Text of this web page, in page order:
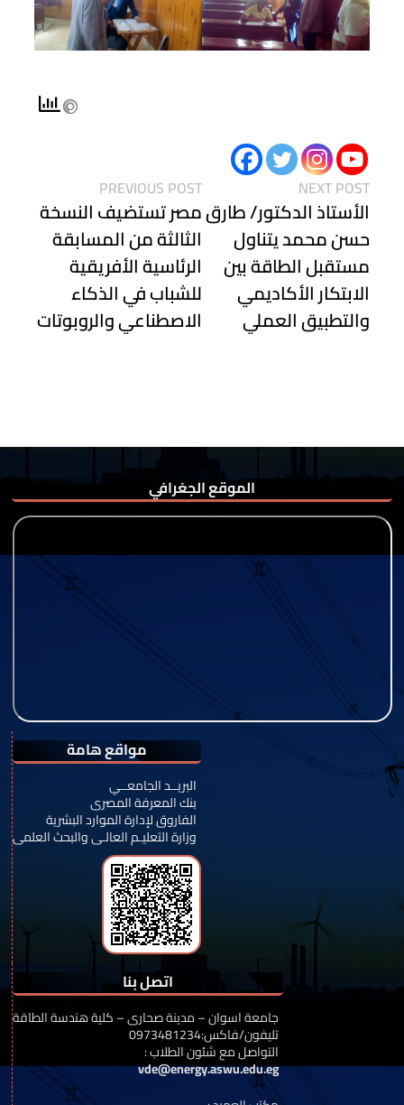
PREVIOUS POST
مصر تستضيف النسخة
الثالثة من المسابقة
الرئاسية الأفريقية
للشباب في الذكاء
الاصطناعي والروبوتات
NEXT POST
الأستاذ الدكتور/ طارق
حسن محمد يتناول
مستقبل الطاقة بين
الابتكار الأكاديمي
والتطبيق العملي
الموقع الجغرافي
مواقع هامة
البريــد الجامعــي
بنك المعرفة المصرى
الفاروق لإدارة الموارد البشرية
وزارة التعليـم العالـى والبحث العلمى
اتصل بنا
جامعة اسوان – مدينة صحارى – كلية هندسة الطاقة
تليفون/فاكس:0973481234
: التواصل مع شئون الطلاب
vde@energy.aswu.edu.eg